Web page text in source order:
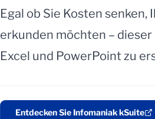
Egal ob Sie Kosten
erkunden möchten –
Excel und PowerPoint zu
Entdecken Sie Infomaniak kSuite